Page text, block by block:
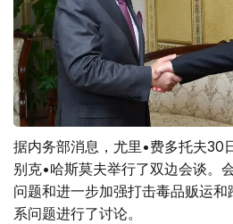
据内务部消息，尤里•费多托夫30
别克•哈斯莫夫举行了双边会谈。
问题和进一步加强打击毒品贩运
系问题进行了讨论。